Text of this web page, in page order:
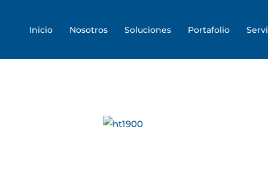
Inicio Nosotros Soluciones Portafolio